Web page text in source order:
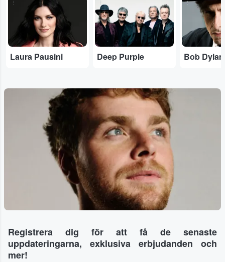
...
Laura Pausini Deep Purple
...
Bob Dylan
Registrera dig för att få de senaste
uppdateringarna, exklusiva erbjudanden och
mer!